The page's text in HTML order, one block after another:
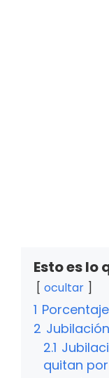
Esto es lo
ocultar
1
2
2.1
quitan